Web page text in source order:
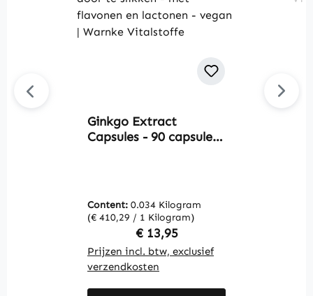
Ginkgo Extract
Capsules - 90 capsules
Warnke Vitalstoffe
Content: 0.034 Kilogram
(€ 410,29 / 1 Kilogram)
Regular price:
€ 13,95
Prijzen incl. btw, exclusief
verzendkosten